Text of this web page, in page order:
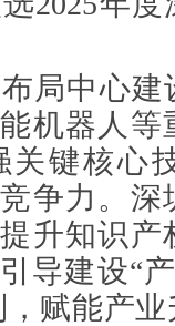
局中心建
机器人等
关键核心
争力。深
升知识产
导建设“
赋能产